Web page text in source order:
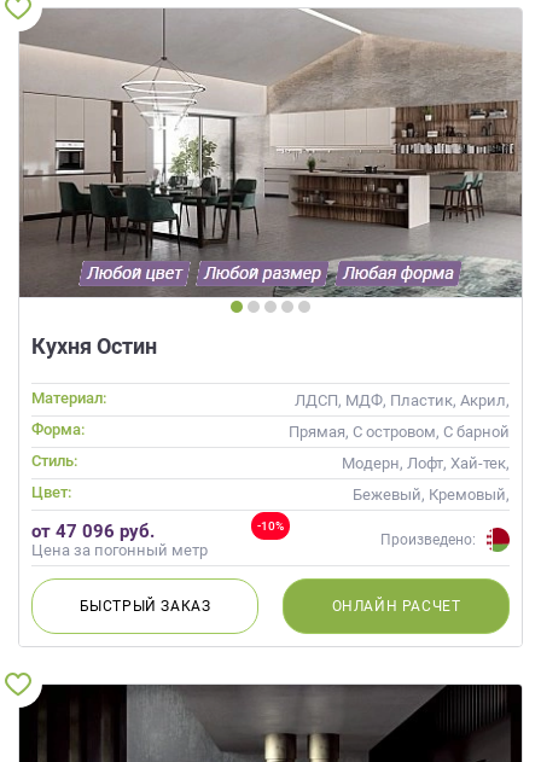
Кухня Остин
Материал:
ЛДСП, МДФ, Пластик, Акрил,
Пленка, Alvic / УФ лак
Форма:
Прямая, С островом, С барной
стойкой
Стиль:
Модерн, Лофт, Хай-тек,
Современные
Цвет:
Бежевый, Кремовый,
Коричневый, Капучино
-10%
от 47 096 руб.
Цена за погонный метр
Произведено:
БЫСТРЫЙЗАКАЗ ОНЛАЙН РАСЧЕТ